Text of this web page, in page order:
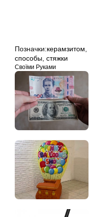
Позначки:керамзитом
способы стяжки
Своїми Руками